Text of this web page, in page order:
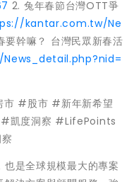
2. 兔年春節台灣OTT爭
kantar.com.tw/Ne
要幹嘛？ 台灣民眾新春活
#股市 #新年新希望
凱度洞察 #LifePoints
是全球規模最大的專案